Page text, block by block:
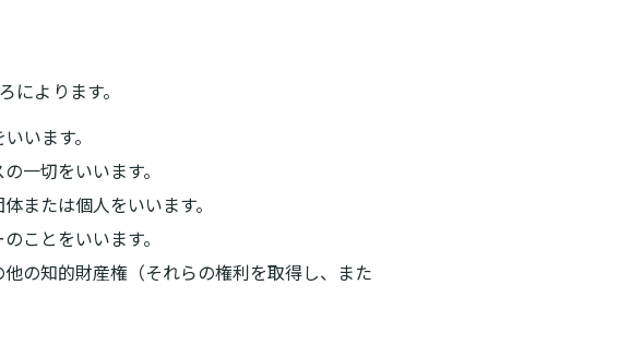
よります。
います。
一切をいいます。
または個人をいいます。
ことをいいます。
の知的財産権（それらの権利を取得し、また